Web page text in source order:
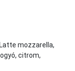
mozzarella,
citrom,